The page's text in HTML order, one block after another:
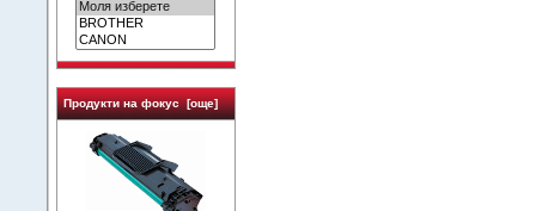
Продукти на фокус [още]